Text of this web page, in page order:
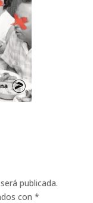
publicada.
con *